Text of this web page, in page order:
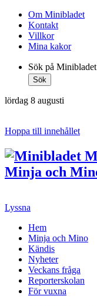
Om Minibladet
Kontakt
Villkor
Mina kakor
Sök på Minibladet
Sök
lördag 8 augusti
Hoppa till innehållet
Lyssna
Hem
Minja och Mino
Kändis
Nyheter
Veckans fråga
Reporterskolan
För vuxna